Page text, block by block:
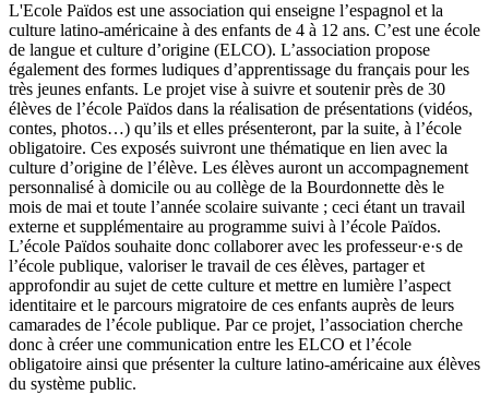
L'Ecole Païdos est une association qui enseigne l’espagnol et la
culture latino-américaine à des enfants de 4 à 12 ans. C’est une école
de langue et culture d’origine (ELCO). L’association propose
également des formes ludiques d’apprentissage du français pour les
très jeunes enfants. Le projet vise à suivre et soutenir près de 30
élèves de l’école Païdos dans la réalisation de présentations (vidéos,
contes, photos…) qu’ils et elles présenteront, par la suite, à l’école
obligatoire. Ces exposés suivront une thématique en lien avec la
culture d’origine de l’élève. Les élèves auront un accompagnement
personnalisé à domicile ou au collège de la Bourdonnette dès le
mois de mai et toute l’année scolaire suivante ; ceci étant un travail
externe et supplémentaire au programme suivi à l’école Païdos.
L’école Païdos souhaite donc collaborer avec les professeur·e·s de
l’école publique, valoriser le travail de ces élèves, partager et
approfondir au sujet de cette culture et mettre en lumière l’aspect
identitaire et le parcours migratoire de ces enfants auprès de leurs
camarades de l’école publique. Par ce projet, l’association cherche
donc à créer une communication entre les ELCO et l’école
obligatoire ainsi que présenter la culture latino-américaine aux élèves
du système public.